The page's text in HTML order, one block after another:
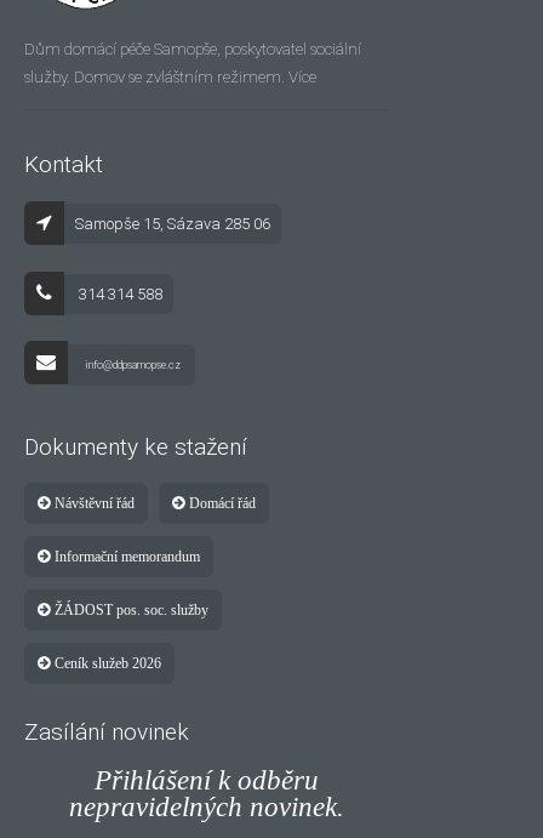
Dům domácí péče Samopše, poskytovatel sociální
služby. Domov se zvláštním režimem. Více
Kontakt
Samopše 15, Sázava 285 06
314 314 588
info@ddpsamopse.cz
Dokumenty ke stažení
Návštěvní řád Domácí řád
Informační memorandum
ŽÁDOST pos. soc. služby
Ceník služeb 2026
Zasílání novinek
Přihlášení k odběru
nepravidelných novinek.